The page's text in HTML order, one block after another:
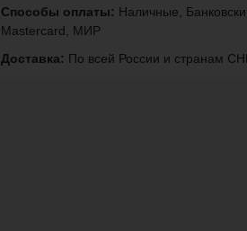
Способы оплаты: Наличные,
Mastercard, МИР
Доставка: По всей России и странам